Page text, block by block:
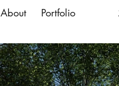
About Portfolio